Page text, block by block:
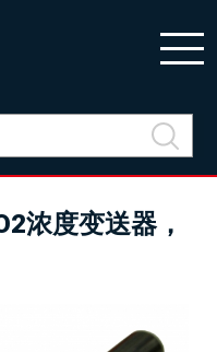
浓度变送器，